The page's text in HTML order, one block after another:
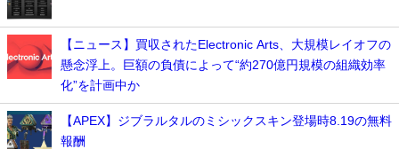
【ニュース】買収されたElectronic Arts、大規模レイオフの
懸念浮上。巨額の負債によって“約270億円規模の組織効率
化”を計画中か
【APEX】ジブラルタルのミシックスキン登場時8.19の無料
報酬